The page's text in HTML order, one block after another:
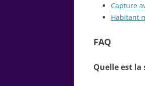
Capture
Habitant
FAQ
Quelle est